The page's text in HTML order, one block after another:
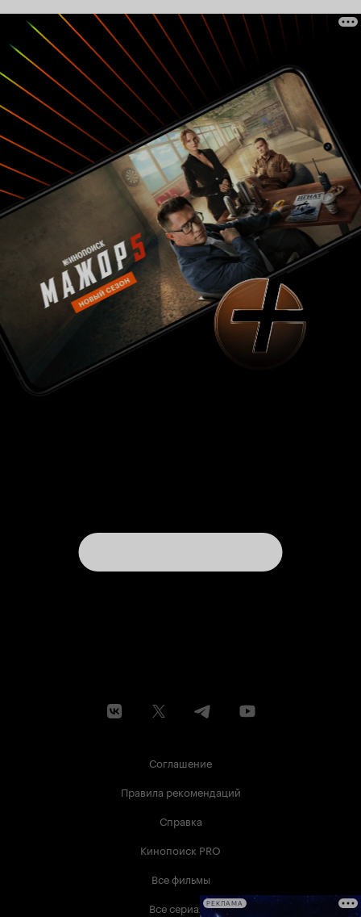
Соглашение
Правила рекомендаций
Справка
Кинопоиск PRO
Все фильмы
Все сериалыРЕКЛАМА